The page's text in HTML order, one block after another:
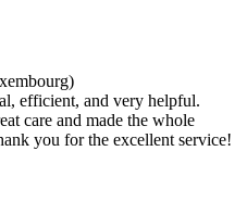
efficient, and very helpful.
care and made the whole
you for the excellent service!